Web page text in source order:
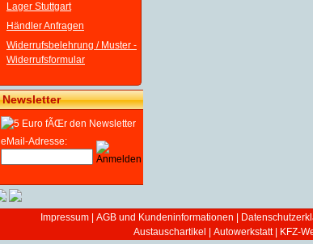
Lager Stuttgart
Händler Anfragen
Widerrufsbelehrung / Muster -
Widerrufsformular
Newsletter
eMail-Adresse:
Impressum AGB und Kundeninformationen
Austauschartikel
Autowerkstatt | KFZ-